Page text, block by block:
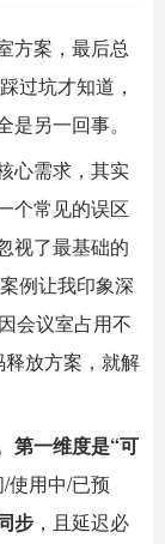
方案，最后总
过坑才知道，
另一回事。
心需求，其实
个常见的误区
视了最基础的
例让我印象深
会议室占用不
放方案，就解
第一维度是“可
使用中/已预
步 ，且延迟必